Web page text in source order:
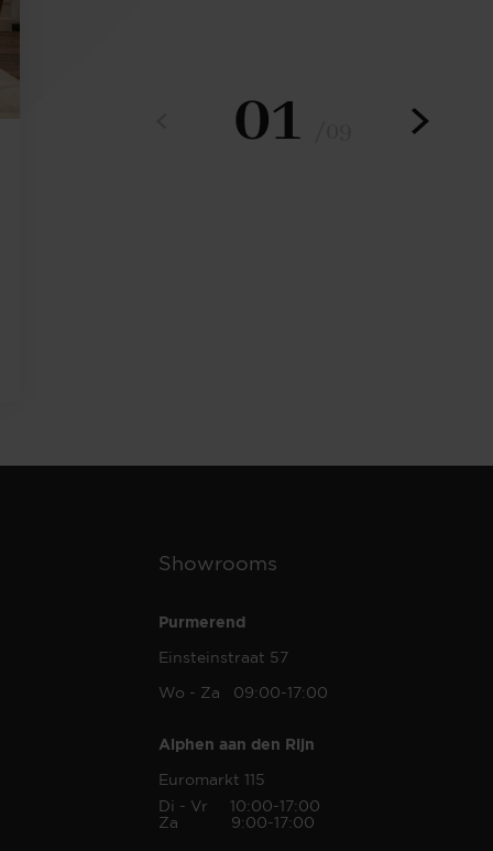
01
Showrooms
Purmerend
Einsteinstraat 57
Wo - Za 09:00-17:00
Alphen aan den Rijn
Euromarkt 115
Di - Vr 10:00-17:00
Za 9:00-17:00